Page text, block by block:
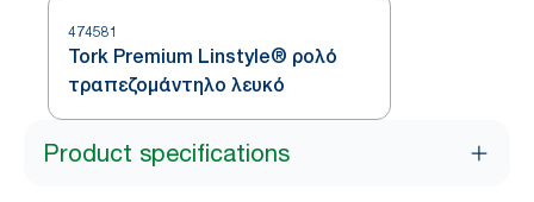
474581
Tork Premium Linstyle® ρολό
τραπεζομάντηλο λευκό
Product specifications